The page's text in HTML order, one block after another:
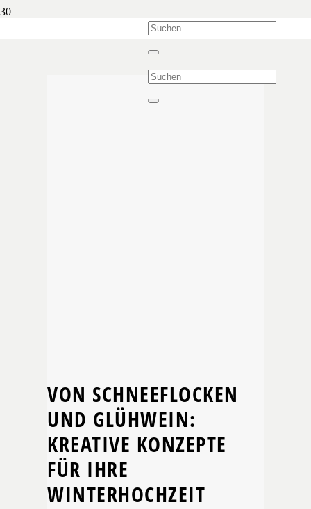
VON SCHNEEFLOCKEN
UND GLÜHWEIN:
KREATIVE KONZEPTE
FÜR IHRE
WINTERHOCHZEIT